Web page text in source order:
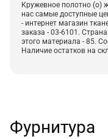
Кружевное полотно (о)
нас самые доступные
- интернет магазин
заказа - 03-6101.
этого материала - 85.
Наличие остатков на
Фурнитура